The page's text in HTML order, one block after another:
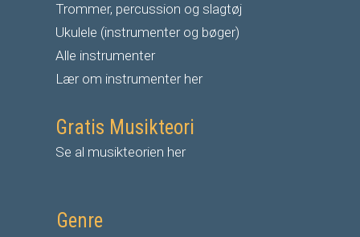
Trommer, percussion og slagtøj
Ukulele (instrumenter og bøger)
Alle instrumenter
Lær om instrumenter her
Gratis Musikteori
Se al musikteorien her
Genre